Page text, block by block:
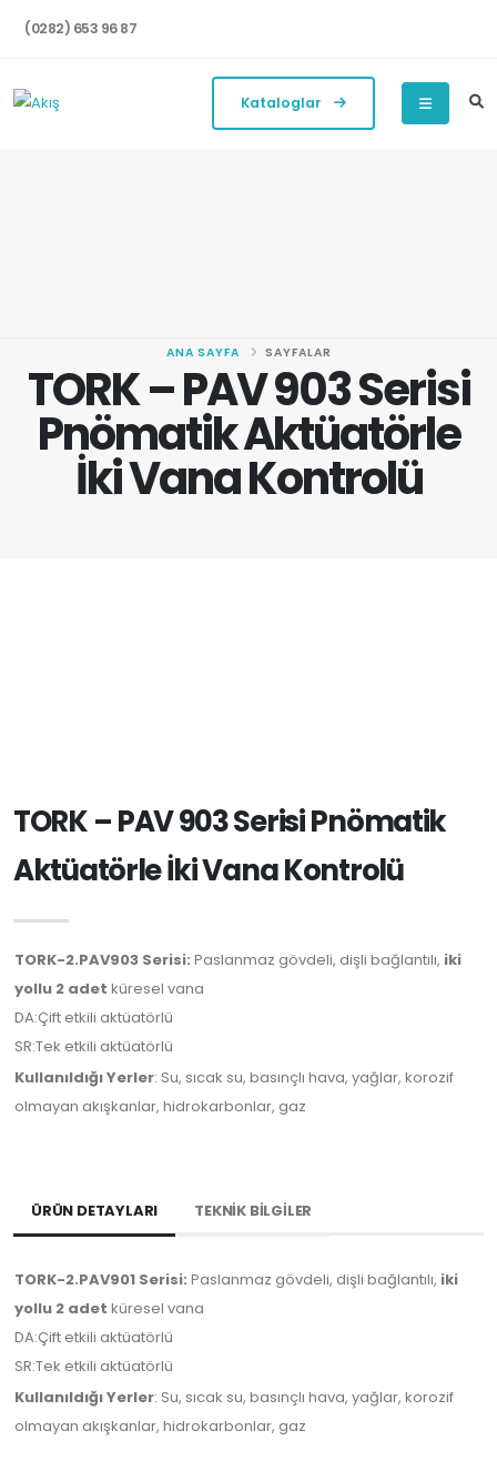
(0282) 653 96 87
Kataloglar
TORK – PAV 903 Serisi
Pnömatik Aktüatörle
İki Vana Kontrolü
ANA SAYFA SAYFALAR
TORK – PAV 903 Serisi Pnömatik
Aktüatörle İki Vana Kontrolü
TORK-2.PAV903 Serisi: Paslanmaz gövdeli, dişli bağlantılı, iki
yollu 2 adet küresel vana
DA:Çift etkili aktüatörlü
SR:Tek etkili aktüatörlü
Kullanıldığı Yerler: Su, sıcak su, basınçlı hava, yağlar, korozif
olmayan akışkanlar, hidrokarbonlar, gaz
ÜRÜN DETAYLARI TEKNİK BİLGİLER
TORK-2.PAV901 Serisi: Paslanmaz gövdeli, dişli bağlantılı, iki
yollu 2 adet küresel vana
DA:Çift etkili aktüatörlü
SR:Tek etkili aktüatörlü
Kullanıldığı Yerler: Su, sıcak su, basınçlı hava, yağlar, korozif
olmayan akışkanlar, hidrokarbonlar, gaz